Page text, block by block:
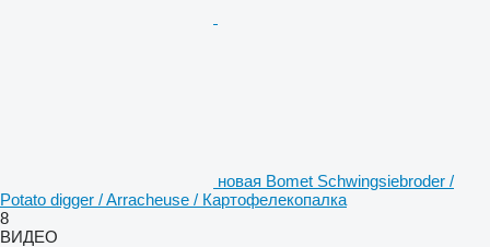
новая Bomet Schwingsiebroder /
Potato digger / Arracheuse / Картофелекопалка
8
ВИДЕО